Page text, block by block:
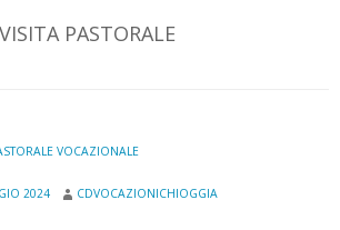
VISITA PASTORALE
VOCAZIONALE
2024 CDVOCAZIONICHIOGGIA